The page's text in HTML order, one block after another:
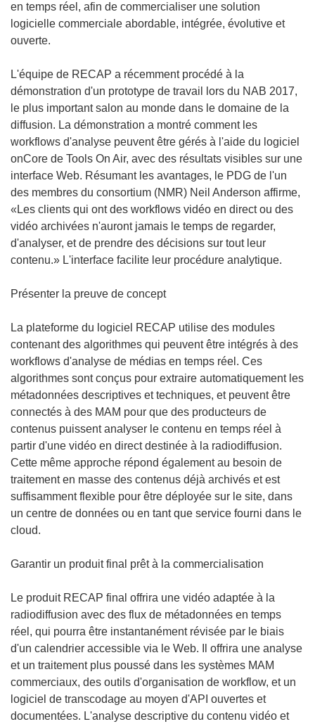
en temps réel, afin de commercialiser une solution
logicielle commerciale abordable, intégrée, évolutive et
ouverte.
L'équipe de RECAP a récemment procédé à la
démonstration d'un prototype de travail lors du NAB 2017,
le plus important salon au monde dans le domaine de la
diffusion. La démonstration a montré comment les
workflows d'analyse peuvent être gérés à l'aide du logiciel
onCore de Tools On Air, avec des résultats visibles sur une
interface Web. Résumant les avantages, le PDG de l'un
des membres du consortium (NMR) Neil Anderson affirme,
«Les clients qui ont des workflows vidéo en direct ou des
vidéo archivées n'auront jamais le temps de regarder,
d'analyser, et de prendre des décisions sur tout leur
contenu.» L'interface facilite leur procédure analytique.
Présenter la preuve de concept
La plateforme du logiciel RECAP utilise des modules
contenant des algorithmes qui peuvent être intégrés à des
workflows d'analyse de médias en temps réel. Ces
algorithmes sont conçus pour extraire automatiquement les
métadonnées descriptives et techniques, et peuvent être
connectés à des MAM pour que des producteurs de
contenus puissent analyser le contenu en temps réel à
partir d'une vidéo en direct destinée à la radiodiffusion.
Cette même approche répond également au besoin de
traitement en masse des contenus déjà archivés et est
suffisamment flexible pour être déployée sur le site, dans
un centre de données ou en tant que service fourni dans le
cloud.
Garantir un produit final prêt à la commercialisation
Le produit RECAP final offrira une vidéo adaptée à la
radiodiffusion avec des flux de métadonnées en temps
réel, qui pourra être instantanément révisée par le biais
d'un calendrier accessible via le Web. Il offrira une analyse
et un traitement plus poussé dans les systèmes MAM
commerciaux, des outils d'organisation de workflow, et un
logiciel de transcodage au moyen d'API ouvertes et
documentées. L'analyse descriptive du contenu vidéo et